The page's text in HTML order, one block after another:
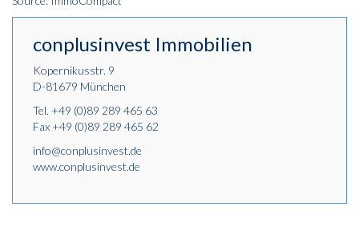
conplusinvest Immobilien
Kopernikusstr. 9
D-81679 München
Tel. +49 (0)89 289 465 63
Fax +49 (0)89 289 465 62
info@conplusinvest.de
www.conplusinvest.de